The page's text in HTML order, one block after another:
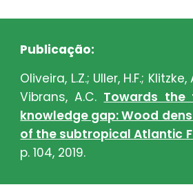
Publicação:
Oliveira, L.Z.; Uller, H.F.; Klitzke,
Vibrans, A.C. Towards
knowledge gap: Wood
of the subtropical Atlantic
p. 104, 2019.